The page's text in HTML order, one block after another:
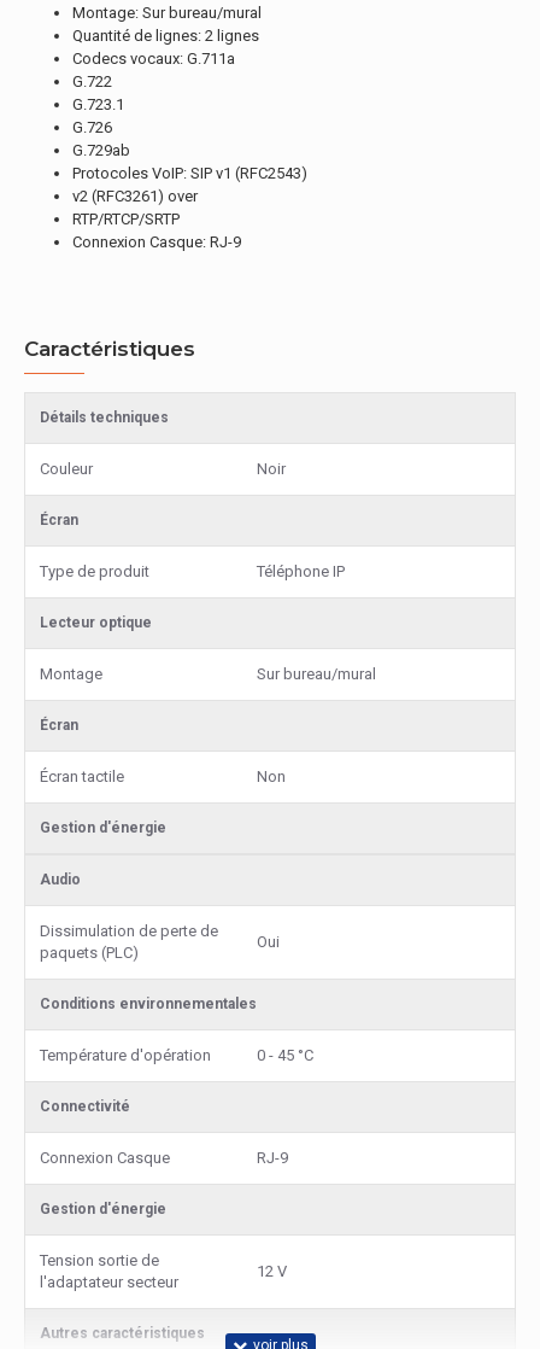
Montage: Sur bureau/mural
Quantité de lignes: 2 lignes
Codecs vocaux: G.711a
G.722
G.723.1
G.726
G.729ab
Protocoles VoIP: SIP v1 (RFC2543)
v2 (RFC3261) over
RTP/RTCP/SRTP
Connexion Casque: RJ-9
Caractéristiques
Détails techniques
Couleur Noir
Écran
Type de produit Téléphone IP
Lecteur optique
Montage Sur bureau/mural
Écran
Écran tactile Non
Gestion d'énergie
Audio
Dissimulation de perte de
paquets (PLC)
Oui
Conditions environnementales
Température d'opération 0 - 45 °C
Connectivité
Connexion Casque RJ-9
Gestion d'énergie
Tension sortie de
l'adaptateur secteur
12 V
Autres caractéristiques